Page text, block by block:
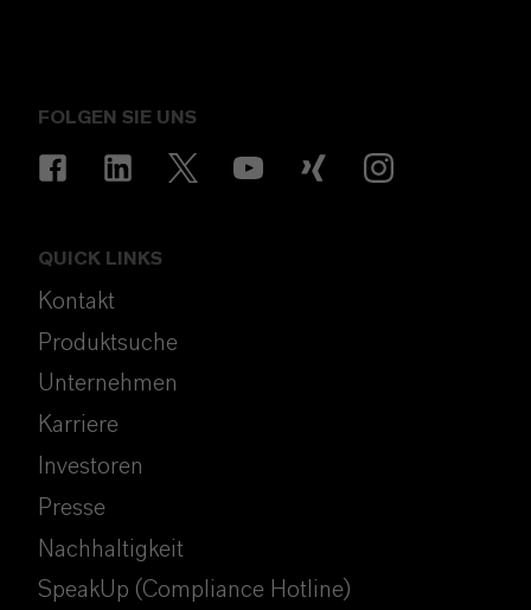
FOLGEN SIE UNS
QUICK LINKS
Kontakt
Produktsuche
Unternehmen
Karriere
Investoren
Presse
Nachhaltigkeit
SpeakUp (Compliance Hotline)